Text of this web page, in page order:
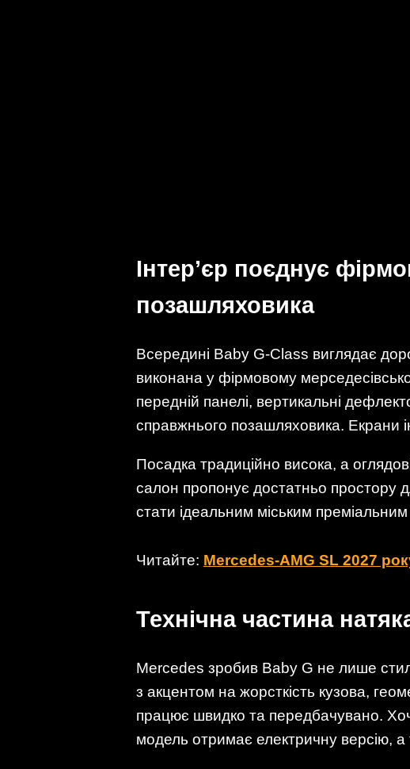
Інтер’єр поєднує
позашляховика
Всередині Baby G-Class виглядає
виконана у фірмовому
передній панелі, вертикальні
справжнього позашляховика. Екрани
Посадка традиційно висока, а
салон пропонує достатньо простору
стати ідеальним міським
Читайте: Mercedes-AMG SL 2027
Технічна частина
Mercedes зробив Baby G не лише
з акцентом на жорсткість кузова,
працює швидко та передбачувано.
модель отримає електричну версію, а